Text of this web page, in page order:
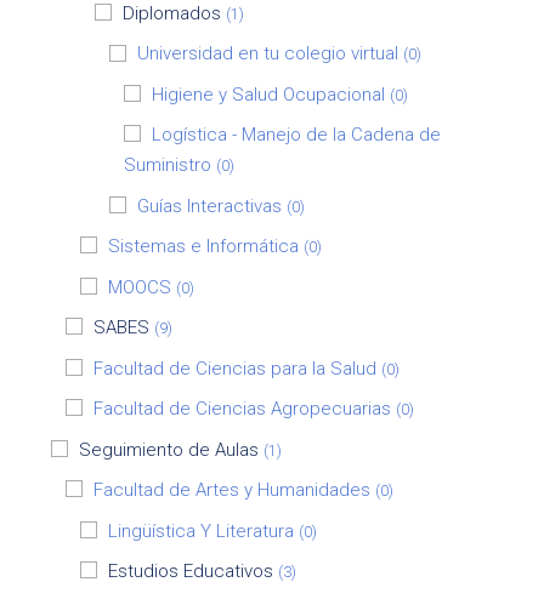
Diplomados (1)
Universidad en tu colegio virtual (0)
Higiene y Salud Ocupacional (0)
Logística - Manejo de la Cadena de
Suministro (0)
Guías Interactivas (0)
Sistemas e Informática (0)
MOOCS (0)
SABES (9)
Facultad de Ciencias para la Salud (0)
Facultad de Ciencias Agropecuarias (0)
Seguimiento de Aulas (1)
Facultad de Artes y Humanidades (0)
Lingüística Y Literatura (0)
Estudios Educativos (3)